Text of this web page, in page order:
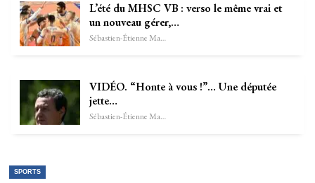
L’été du MHSC VB : verso le même vrai et
un nouveau gérer,…
Sébastien-Étienne Marechal
VIDÉO. “Honte à vous !”… Une députée
jette…
Sébastien-Étienne Marechal
SPORTS